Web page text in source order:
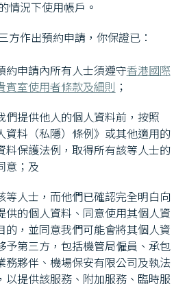
情況下使用帳戶。
方作出預約申請，你保證已：
約申請內所有人士須遵守香港國際
賓室使用者條款及細則 ；
們提供他人的個人資料前，按照
資料（私隱）條例》或其他適用的
料保護法例，取得所有該等人士的
意；及
等人士，而他們已確認完全明白向
供的個人資料、同意使用其個人資
的，並同意我們可能會將其個人資
予第三方，包括機管局僱員、承包
務夥伴、機場保安有限公司及執法
以提供該服務、附加服務、臨時服